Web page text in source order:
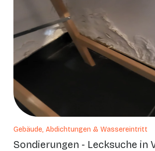
Gebäude, Abdichtungen & Wassereintritt
Sondierungen - Lecksuche in